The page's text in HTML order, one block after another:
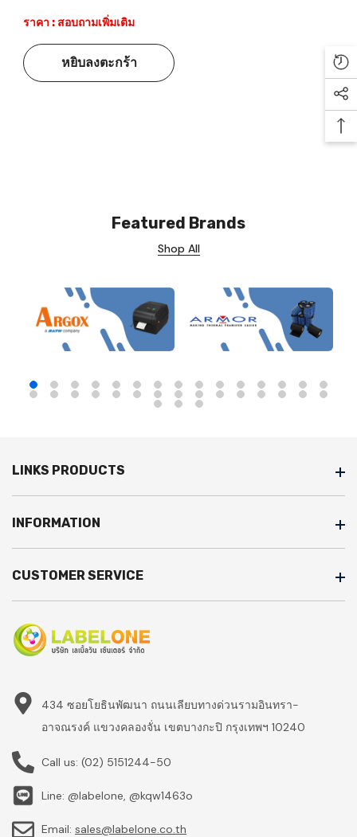
ราคา : สอบถามเพิ่มเติม
หยิบลงตะกร้า
Featured Brands
Shop All
LINKS PRODUCTS
INFORMATION
CUSTOMER SERVICE
434 ซอยโยธินพัฒนา ถนนเลียบทางด่วนรามอินทรา-
อาจณรงค์ แขวงคลองจั่น เขตบางกะปิ กรุงเทพฯ 10240
Call us: (02) 5151244-50
Line: @labelone, @kqw1463o
Email: sales@labelone.co.th